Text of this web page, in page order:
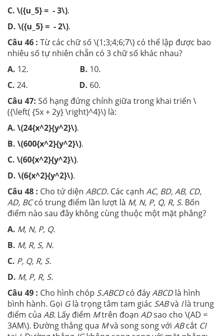
C. \({u_5} = - 3\).
D. \({u_5} = - 2\).
Câu 46 : Từ các chữ số \(1;3;4;6;7\) có thể lập được bao
nhiêu số tự nhiên chẵn có 3 chữ số khác nhau?
A. 12. B. 10.
C. 24. D. 60.
Câu 47: Số hạng đứng chính giữa trong khai triển \
({\left( {5x + 2y} \right)^4}\) là:
A. \(24{x^2}{y^2}\).
B. \(600{x^2}{y^2}\).
C. \(60{x^2}{y^2}\).
D. \(6{x^2}{y^2}\).
Câu 48 : Cho tứ diện ABCD. Các cạnh AC, BD, AB, CD,
AD, BCcó trung điểm lần lượt là M, N, P, Q, R, S. Bốn
điểm nào sau đây không cùng thuộc một mặt phẳng?
A. M, N, P, Q.
B. M, R, S, N.
C. P, Q, R, S.
D. M, P, R, S.
Câu 49 : Cho hình chóp S.ABCDcó đáyABCDlà hình
bình hành. Gọi Glà trọng tâm tam giác SABvà Ilà trung
điểm của AB. Lấy điểm Mtrên đoạn ADsao cho \(AD =
3AM\). Đường thẳng qua Mvà song song với ABcắt CI